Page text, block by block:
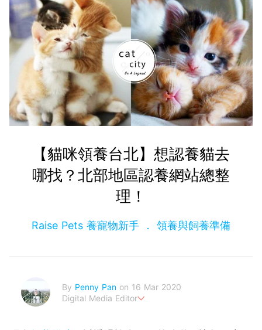
【貓咪領養台北】想認養貓去
哪找？北部地區認養網站總整
理！
Raise Pets 養寵物新手 領養與飼養準備
By Penny Pan on 16 Mar 2020
Digital Media Editor